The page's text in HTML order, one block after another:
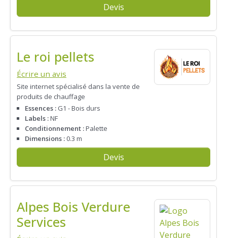
Devis
Le roi pellets
Écrire un avis
Site internet spécialisé dans la vente de
produits de chauffage
Essences : G1 - Bois durs
Labels :NF
Conditionnement :Palette
Dimensions : 0.3 m
Devis
Alpes Bois Verdure
Services